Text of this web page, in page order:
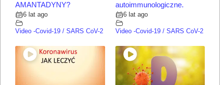
AMANTADYNY?
6 lat ago
Video -Covid-19 / SARS CoV-2
autoimmunologiczne.
6 lat ago
Video -Covid-19 / SARS CoV-2